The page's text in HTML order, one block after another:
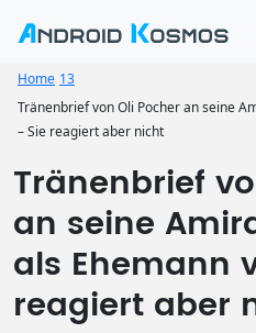
Home 13
Tränenbrief von Oli Pocher an seine
– Sie reagiert aber nicht
Tränenbrief
an seine
als Ehemann
reagiert aber